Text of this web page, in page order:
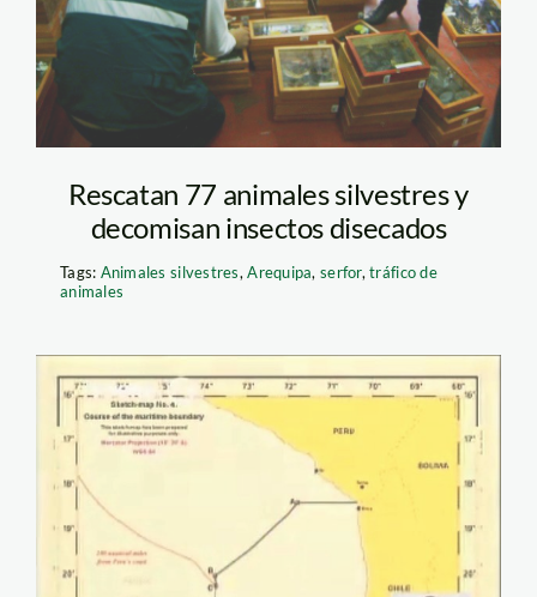
Rescatan 77 animales silvestres y
decomisan insectos disecados
Tags: Animales silvestres,Arequipa, serfor,tráfico de
animales
mapa fallo de la haya